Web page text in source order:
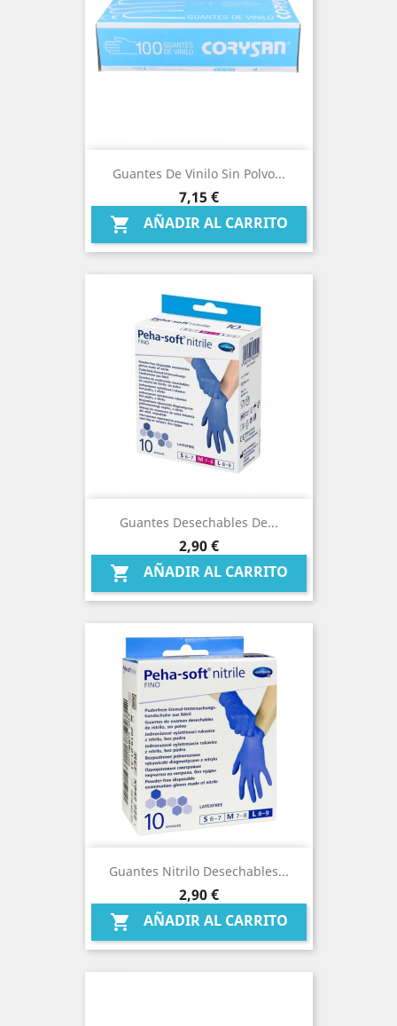
Guantes De Vinilo Sin Polvo...
Precio
7,15 €
 AÑADIR AL CARRITO
Guantes Desechables De...
Precio
2,90 €
 AÑADIR AL CARRITO
Guantes Nitrilo Desechables...
Precio
2,90 €
 AÑADIR AL CARRITO